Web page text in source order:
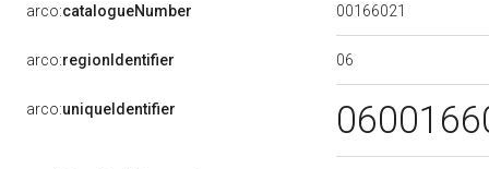
arco:catalogueNumber 00166021
arco:regionIdentifier 06
arco:uniqueIdentifier